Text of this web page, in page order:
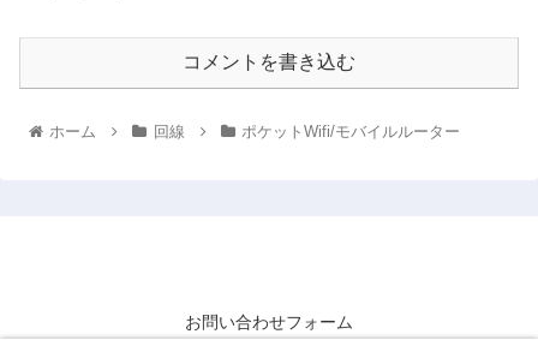
コメントを書き込む
ホーム 回線 ポケットWifi/モバイルルーター
お問い合わせフォーム